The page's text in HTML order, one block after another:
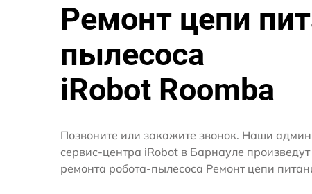
Ремонт цепи
пылесоса
iRobot Roomba
Позвоните или закажите звонок. Наши
сервис-центра iRobot в Барнауле произведут
ремонта робота-пылесоса Ремонт цепи